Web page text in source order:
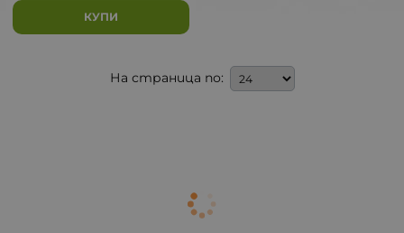
КУПИ
На страница по: